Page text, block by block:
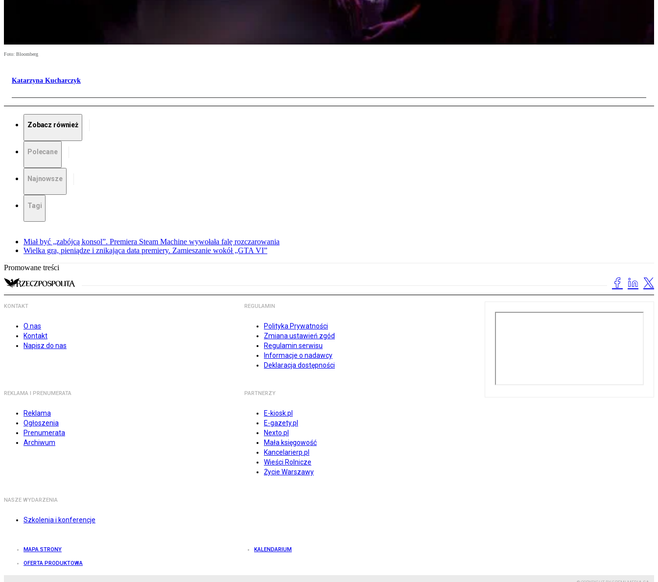
Foto: Bloomberg
Katarzyna Kucharczyk
Zobacz również
Polecane
Najnowsze
Tagi
Miał być „zabójcą konsol”. Premiera Steam Machine wywołała falę rozczarowania
Wielka gra, pieniądze i znikająca data premiery. Zamieszanie wokół „GTA VI”
Promowane treści
KONTAKT
O nas
Kontakt
Napisz do nas
REGULAMIN
Polityka Prywatności
Zmiana ustawień zgód
Regulamin serwisu
Informacje o nadawcy
Deklaracja dostępności
REKLAMA I PRENUMERATA
Reklama
Ogłoszenia
Prenumerata
Archiwum
PARTNERZY
E-kiosk.pl
E-gazety.pl
Nexto.pl
Mała księgowość
Kancelarierp.pl
Wieści Rolnicze
Życie Warszawy
NASZE WYDARZENIA
Szkolenia i konferencje
MAPA STRONY KALENDARIUM
OFERTA PRODUKTOWA